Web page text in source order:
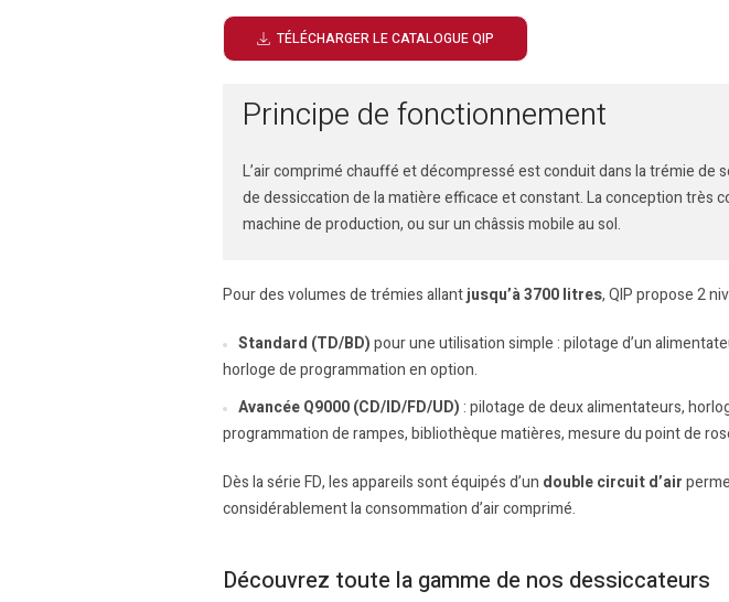
TÉLÉCHARGER LE CATALOGUE QIP
Principe de fonctionnement
L’air comprimé chauffé et décompressé est conduit dans la trémie
de dessiccation de la matière efficace et constant. La conception très
machine de production, ou sur un châssis mobile au sol.
Pour des volumes de trémies allantjusqu’à 3700 litres, QIP propose 2
Standard (TD/BD)pour une utilisation simple : pilotage d’un
horloge de programmation en option.
Avancée Q9000 (CD/ID/FD/UD) : pilotage de deux alimentateurs,
programmation de rampes, bibliothèque matières, mesure du point de
Dès la série FD, les appareils sont équipés d’un double circuit d’air
considérablement la consommation d’air comprimé.
Découvrez toute la gamme de nos dessiccateurs